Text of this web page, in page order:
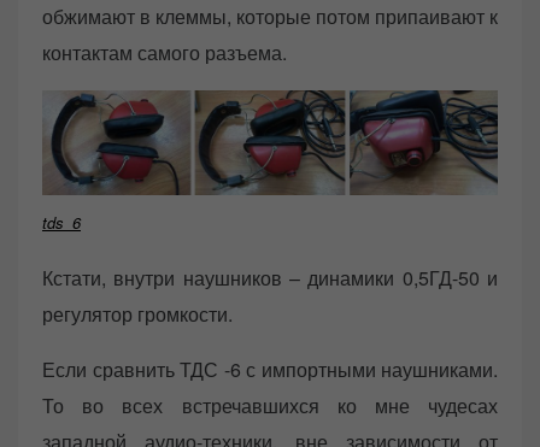
обжимают в клеммы, которые потом припаивают к
контактам самого разъема.
tds_6
Кстати, внутри наушников – динамики 0,5ГД-50 и
регулятор громкости.
Если сравнить ТДС -6 с импортными наушниками.
То во всех встречавшихся ко мне чудесах